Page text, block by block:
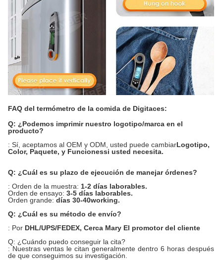
FAQ del termómetro de la comida de Digitaces:
Q: ¿Podemos imprimir nuestro logotipo/marca en el
producto?
: Sí, aceptamos al OEM y ODM, usted puede cambiarLogotipo,
Color, Paquete, y Funcionessi usted necesita.
Q: ¿Cuál es su plazo de ejecución de manejar órdenes?
: Orden de la muestra: 1-2 días laborables.
Orden de ensayo: 3-5 días laborables.
Orden grande: días 30-40working.
Q: ¿Cuál es su método de envío?
: Por DHL/UPS/FEDEX, Cerca Mary El promotor del cliente
Q: ¿Cuándo puedo conseguir la cita?
: Nuestras ventas le citan generalmente dentro 6 horas después
de que conseguimos su investigación.